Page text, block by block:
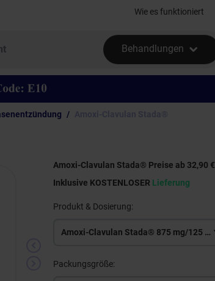
Wie es funktioniert
Behandlungen
Amoxi-Clavulan Stada® Preise ab 32,90 €
Inklusive KOSTENLOSER Lieferung
Produkt & Dosierung:
Amoxi-Clavulan Stada® 875 mg/125 mg
Packungsgröße: